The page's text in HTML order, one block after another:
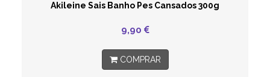
Akileine Sais Banho Pes Cansados 300g
9,90
COMPRAR